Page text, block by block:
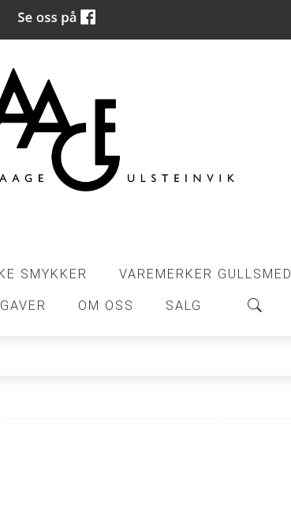
SMYKKER VAREMERKER GULLSMED
OM OSS SALG